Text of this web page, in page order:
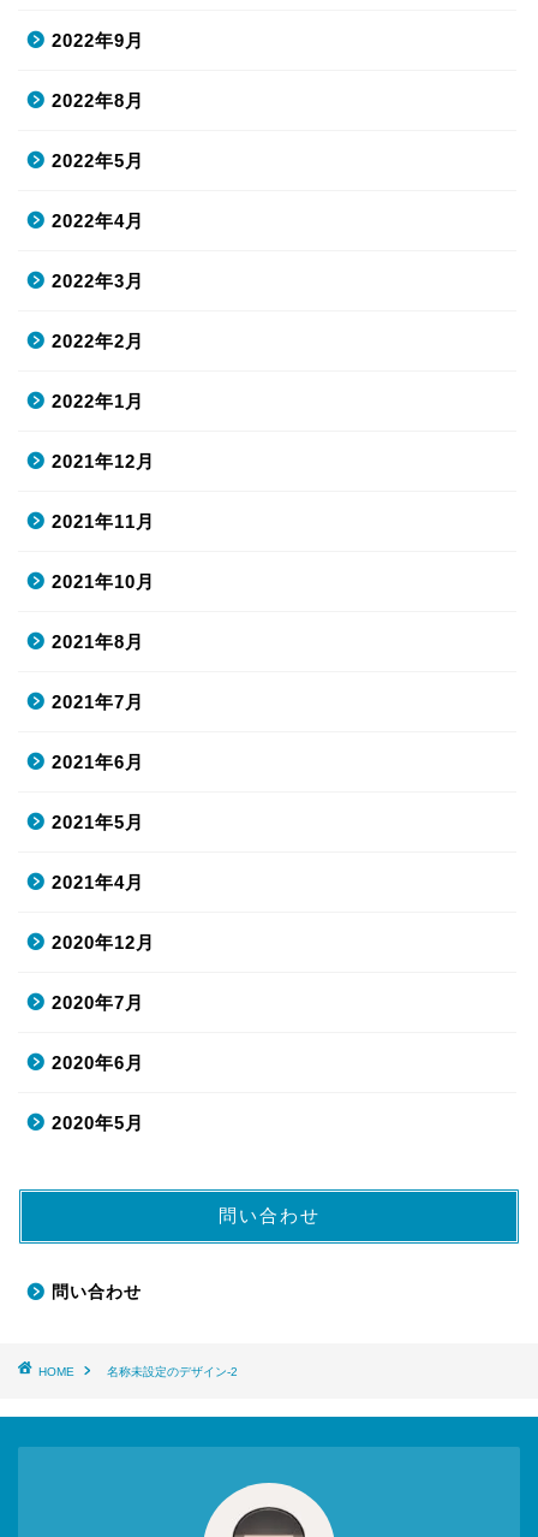
2022年9月
2022年8月
2022年5月
2022年4月
2022年3月
2022年2月
2022年1月
2021年12月
2021年11月
2021年10月
2021年8月
2021年7月
2021年6月
2021年5月
2021年4月
2020年12月
2020年7月
2020年6月
2020年5月
問い合わせ
問い合わせ
HOME 名称未設定のデザイン-2